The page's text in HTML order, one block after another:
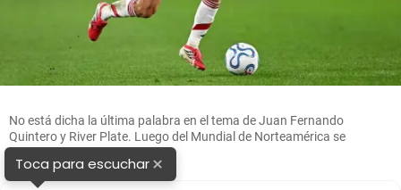
No está dicha la última palabra en el tema de Juan Fernando
Quintero y River Plate. Luego del Mundial de Norteamérica se
definirá todo. FOTO GETTY
Toca para escuchar×